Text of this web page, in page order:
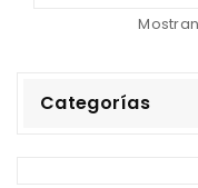
Categorías